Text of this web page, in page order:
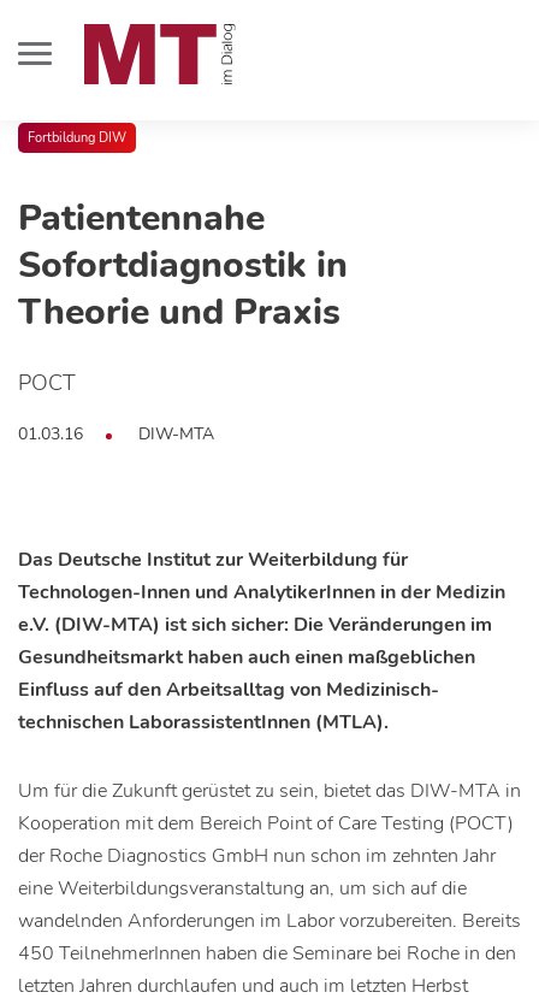
Fortbildung DIW
Patientennahe
Sofortdiagnostik in
Theorie und Praxis
POCT
01.03.16 DIW-MTA
Das Deutsche Institut zur Weiterbildung für
Technologen-Innen und AnalytikerInnen in der Medizin
e.V. (DIW-MTA) ist sich sicher: Die Veränderungen im
Gesundheitsmarkt haben auch einen maßgeblichen
Einfluss auf den Arbeitsalltag von Medizinisch-
technischen LaborassistentInnen (MTLA).
Um für die Zukunft gerüstet zu sein, bietet das DIW-MTA in
Kooperation mit dem Bereich Point of Care Testing (POCT)
der Roche Diagnostics GmbH nun schon im zehnten Jahr
eine Weiterbildungsveranstaltung an, um sich auf die
wandelnden Anforderungen im Labor vorzubereiten. Bereits
450 TeilnehmerInnen haben die Seminare bei Roche in den
letzten Jahren durchlaufen und auch im letzten Herbst